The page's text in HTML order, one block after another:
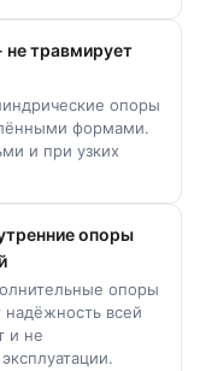
не травмирует
опоры
формами.
и при узких
опоры
опоры
надёжность всей
и не